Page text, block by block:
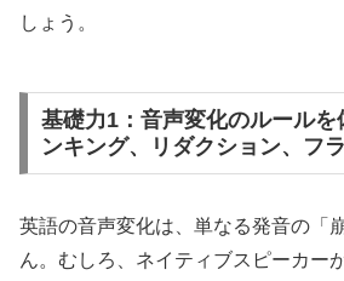
しょう。
基礎力1：音声変化のルールを
ンキング、リダクション、フ
英語の音声変化は、単なる発音の「
ん。むしろ、ネイティブスピーカー